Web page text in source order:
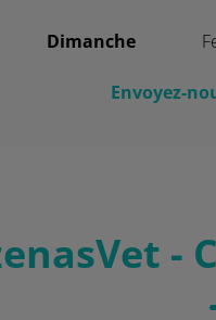
Dimanche
Envoyez-
-